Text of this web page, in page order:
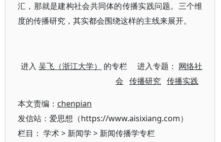
汇，那就是建构社会共同体的传播实践问题。三个维
度的传播研究，其实都会围绕这样的主线来展开。
进入吴飞（浙江大学） 的专栏 进入专题： 网络社
会
传播研究 传播实践
本文责编： chenpian
发信站：爱思想（https://www.aisixiang.com）
栏目： 学术> 新闻学 > 新闻传播学专栏